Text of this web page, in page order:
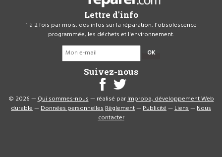
Lettre d'info
1 à 2 fois par mois, des infos sur la réparation, l'obsolescence
programmée, les déchets et l'environnement.
OK
Suivez-nous
© 2026 —Qui sommes-nous— réalisé parImproba, développement Web
durable—Données personnellesRèglement—Publicité—Liens—Nous
contacter